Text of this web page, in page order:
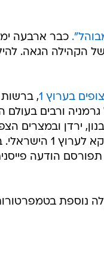
כבר ארבעה
הקהילה הגאה.
בערוץ 1
, ברשות
ורבים בעולם
ירדן ובמצרים
במדינות אלה פונים
הודעה
נוספת